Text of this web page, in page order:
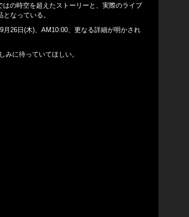
の時空を超えたストーリーと、実際のライブ
なっている。
26日(木)、AM10:00、更なる詳細が明かされ
に待っていてほしい。